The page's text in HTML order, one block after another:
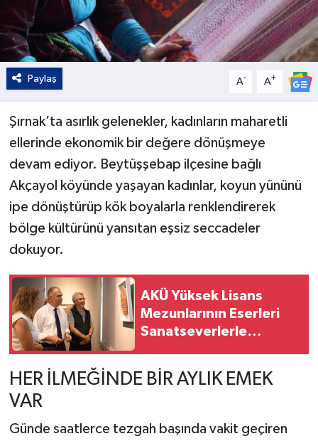
Paylaş A- A+
Şırnak’ta asırlık gelenekler, kadınların maharetli
ellerinde ekonomik bir değere dönüşmeye
devam ediyor. Beytüşşebap ilçesine bağlı
Akçayol köyünde yaşayan kadınlar, koyun yününü
ipe dönüştürüp kök boyalarla renklendirerek
bölge kültürünü yansıtan eşsiz seccadeler
dokuyor.
AKÜ Yüksek Lisans
Mezunlarının Eserleri
Sanatseverlerle
Çerçel Merkezinde!
HER İLMEĞİNDE BİR AYLIK EMEK
VAR
Günde saatlerce tezgah başında vakit geçiren